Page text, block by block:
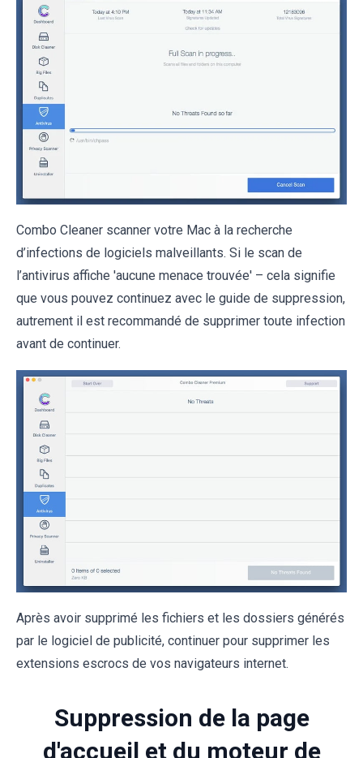
Combo Cleaner scanner votre Mac à la recherche
d’infections de logiciels malveillants. Si le scan de
l’antivirus affiche 'aucune menace trouvée' – cela signifie
que vous pouvez continuez avec le guide de suppression,
autrement il est recommandé de supprimer toute infection
avant de continuer.
Après avoir supprimé les fichiers et les dossiers générés
par le logiciel de publicité, continuer pour supprimer les
extensions escrocs de vos navigateurs internet.
Suppression de la page
d'accueil et du moteur de